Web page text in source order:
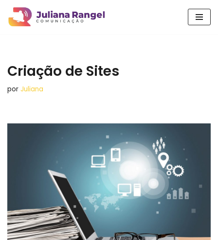
Pular
Criação de Sites
por Juliana